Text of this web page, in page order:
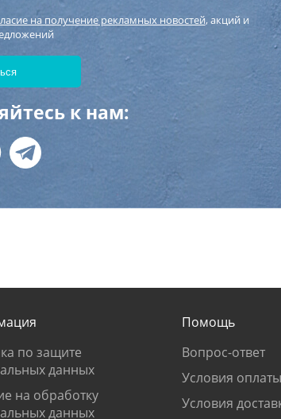
на получение рекламных новостей, акций и
к нам:
по защите
данных
на обработку
данных
Помощь
Вопрос-ответ
Условия оплаты
Условия